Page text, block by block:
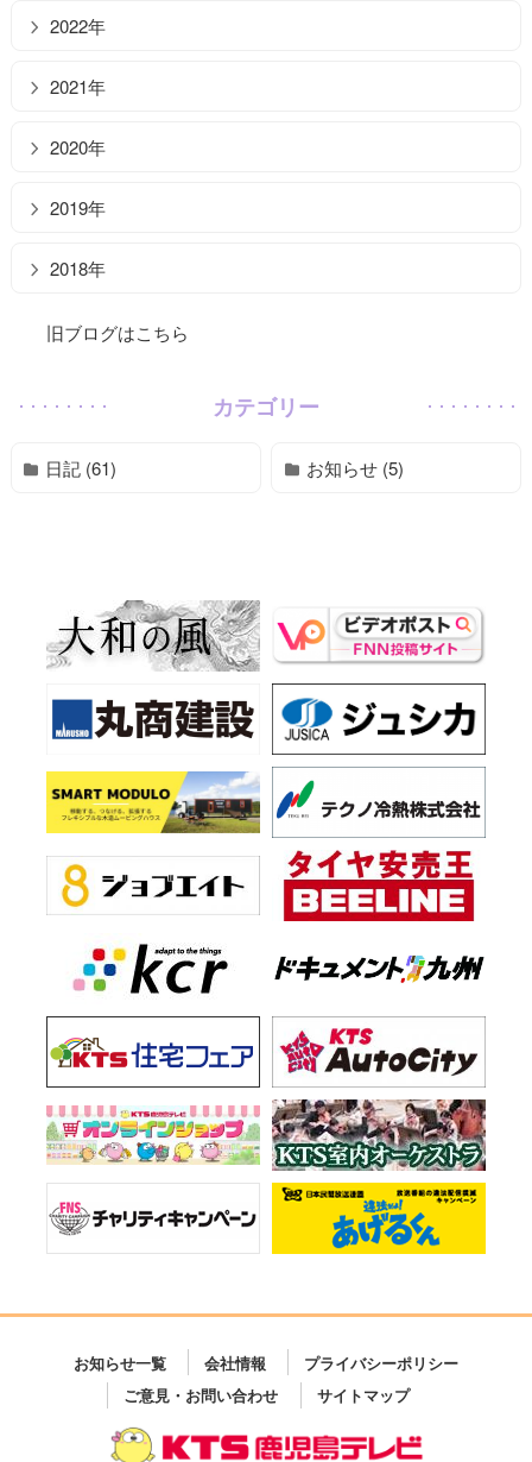
2022年
2021年
2020年
2019年
2018年
旧ブログはこちら
カテゴリー
日記 (61) お知らせ (5)
お知らせ一覧 会社情報
プライバシーポリシー
ご意見・お問い合わせ
サイトマップ